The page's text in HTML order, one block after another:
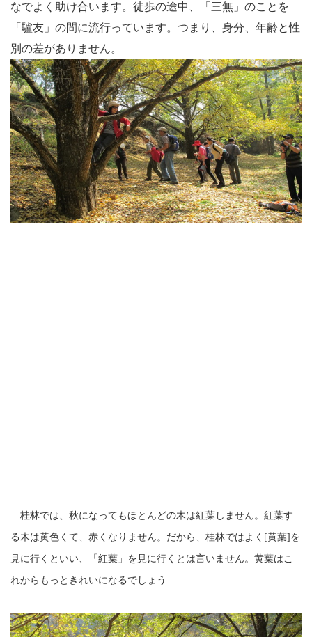
なでよく助け合います。徒歩の途中、「三無」のことを
「驢友」の間に流行っています。つまり、身分、年齢と性
別の差がありません。
桂林では、秋になってもほとんどの木は紅葉しません。紅葉す
る木は黄色くて、赤くなりません。だから、桂林ではよく[黄葉]を
見に行くといい、「紅葉」を見に行くとは言いません。黄葉はこ
れからもっときれいになるでしょう